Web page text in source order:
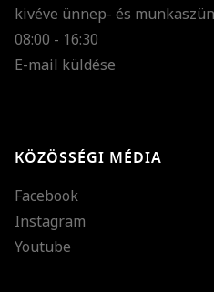
kivéve ünnep- és
08:00 - 16:30
E-mail küldése
KÖZÖSSÉGI MÉDIA
Facebook
Instagram
Youtube